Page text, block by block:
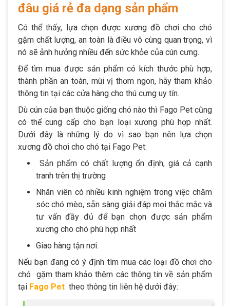
đâu giá rẻ đa dạng sản phẩm
Có thể thấy, lựa chọn được xương đồ chơi cho chó
gặm chất lượng, an toàn là điều vô cùng quan trọng, vì
nó sẽ ảnh hưởng nhiều đến sức khỏe của cún cưng.
Để tìm mua được sản phẩm có kích thước phù hợp,
thành phần an toàn, mùi vị thơm ngon, hãy tham khảo
thông tin tại các cửa hàng cho thú cưng uy tín.
Dù cún của bạn thuộc giống chó nào thì Fago Pet cũng
có thể cung cấp cho bạn loại xương phù hợp nhất.
Dưới đây là những lý do vì sao bạn nên lựa chọn
xương đồ chơi cho chó tại Fago Pet:
Sản phẩm có chất lượng ổn định, giá cả cạnh
tranh trên thị trường
Nhân viên có nhiều kinh nghiệm trong việc chăm
sóc chó mèo, sẵn sàng giải đáp mọi thắc mắc và
tư vấn đầy đủ để bạn chọn được sản phẩm
xương cho chó phù hợp nhất
Giao hàng tận nơi.
Nếu bạn đang có ý định tìm mua các loại đồ chơi cho
chó gặm tham khảo thêm các thông tin về sản phẩm
tại Fago Pet theo thông tin liên hệ dưới đây: